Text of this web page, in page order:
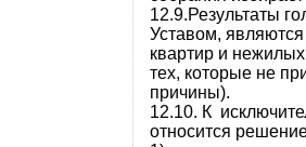
12.9.Результаты
Уставом,
квартир и
тех, которые не
причины).
12.10. К
относится